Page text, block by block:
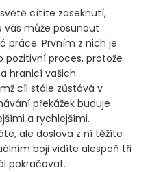
cítíte zaseknutí,
může posunout
práce. Prvním z nich je
pozitivní proces, protože
hranicí vašich
cíl stále zůstává v
překážek buduje
a rychlejšími.
ale doslova z ní těžíte
boji vidíte alespoň tři
pokračovat.